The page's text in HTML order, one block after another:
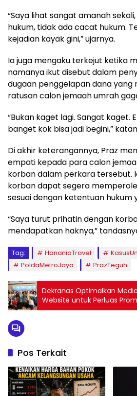
“Saya lihat sangat amanah
hukum, tidak ada cacat hukum.
kejadian kayak gini,” ujarnya.
Ia juga mengaku terkejut ketika
namanya ikut disebut dalam
dugaan penggelapan dana yang
ratusan calon jemaah umrah
“Bukan kaget lagi. Sangat kaget.
banget kok bisa jadi begini,”
Di akhir keterangannya, Praz
empati kepada para calon
korban dalam perkara tersebut.
korban dapat segera
sesuai dengan ketentuan hukum
“Saya turut prihatin dengan
mendapatkan haknya,”
Tag: HananiaTravel
PoldaMetroJaya
PrazTeguh
Dekranas Optimalkan
Website untuk Perluas
Kerajinan Nasional
Pos Terkait